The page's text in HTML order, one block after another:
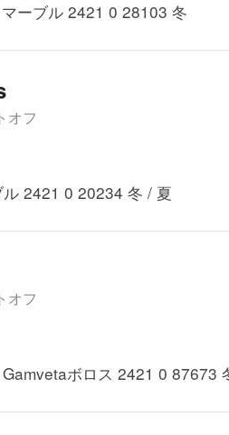
ーブル 2421 0 28103 冬
オフ
2421 0 20234 冬 / 夏
オフ
ボロス 2421 0 87673